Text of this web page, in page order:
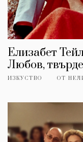
Елизабет
Любов,
ИЗКУСТВО ОТ